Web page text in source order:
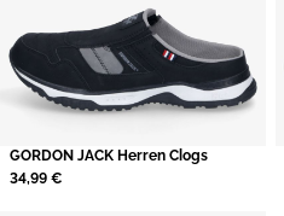
GORDON JACK Herren Clogs
34,99 €